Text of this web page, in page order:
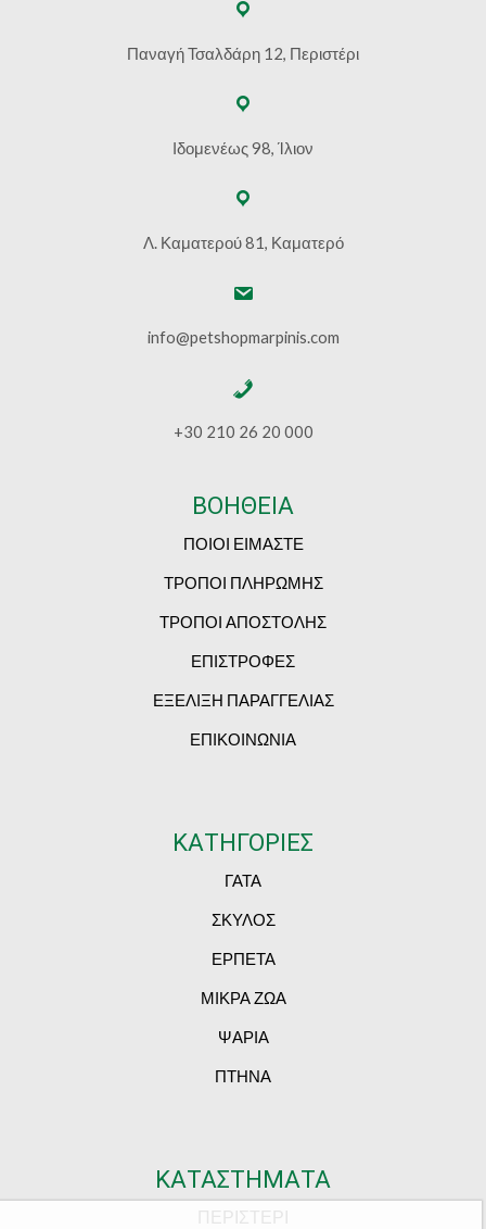
Παναγή Τσαλδάρη 12, Περιστέρι
Ιδομενέως 98, Ίλιον
Λ. Καματερού 81, Καματερό
info@petshopmarpinis.com
+30 210 26 20 000
ΒΟΗΘΕΙΑ
ΠΟΙΟΙ ΕΙΜΑΣΤΕ
ΤΡΟΠΟΙ ΠΛΗΡΩΜΗΣ
ΤΡΟΠΟΙ ΑΠΟΣΤΟΛΗΣ
ΕΠΙΣΤΡΟΦΕΣ
ΕΞΕΛΙΞΗ ΠΑΡΑΓΓΕΛΙΑΣ
ΕΠΙΚΟΙΝΩΝΙΑ
ΚΑΤΗΓΟΡΙΕΣ
ΓΑΤΑ
ΣΚΥΛΟΣ
ΕΡΠΕΤΑ
ΜΙΚΡΑ ΖΩΑ
ΨΑΡΙΑ
ΠΤΗΝΑ
ΚΑΤΑΣΤΗΜΑΤΑ